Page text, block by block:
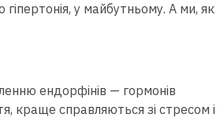
у майбутньому. А ми, як
ендорфінів — гормонів
краще справляються зі стресом і